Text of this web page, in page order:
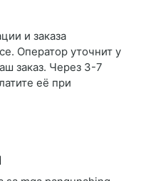
и заказа
Оператор уточнит у
заказ. Через 3-7
её при